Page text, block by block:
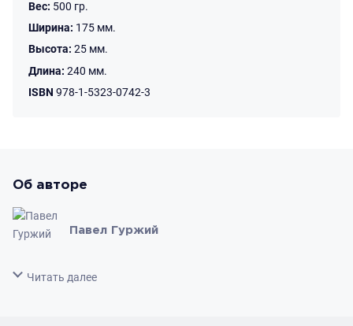
Вес: 500 гр.
Ширина: 175 мм.
Высота: 25 мм.
Длина: 240 мм.
ISBN 978-1-5323-0742-3
Об авторе
Павел Гуржий
Свернуть
Читать далее